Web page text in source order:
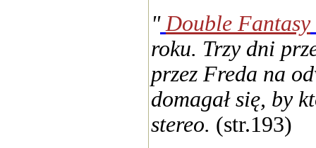
" Double Fantasy
roku. Trzy dni
przez Freda na
domagał się, by
stereo. (str.193)